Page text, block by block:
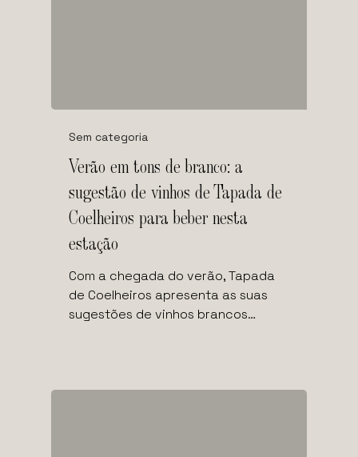
Sem categoria
Verão em tons de branco: a
sugestão de vinhos de Tapada de
Coelheiros para beber nesta
estação
Com a chegada do verão, Tapada
de Coelheiros apresenta as suas
sugestões de vinhos brancos…